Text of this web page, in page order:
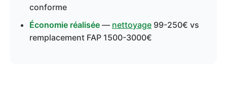
conforme
Économie réalisée — nettoyage 99-250€ vs
remplacement FAP 1500-3000€